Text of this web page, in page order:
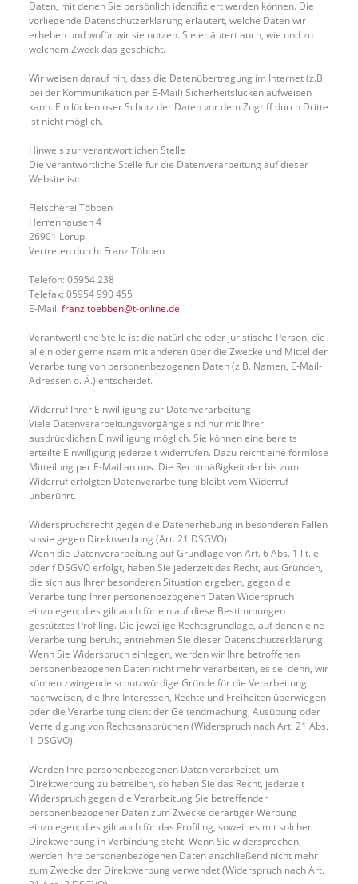
Daten, mit denen Sie persönlich identifiziert werden können. Die
vorliegende Datenschutzerklärung erläutert, welche Daten wir
erheben und wofür wir sie nutzen. Sie erläutert auch, wie und zu
welchem Zweck das geschieht.
Wir weisen darauf hin, dass die Datenübertragung im Internet (z.B.
bei der Kommunikation per E-Mail) Sicherheitslücken aufweisen
kann. Ein lückenloser Schutz der Daten vor dem Zugriff durch Dritte
ist nicht möglich.
Hinweis zur verantwortlichen Stelle
Die verantwortliche Stelle für die Datenverarbeitung auf dieser
Website ist:
Fleischerei Többen
Herrenhausen 4
26901 Lorup
Vertreten durch: Franz Többen
Telefon: 05954 238
Telefax: 05954 990 455
E-Mail:franz.toebben@t-online.de
Verantwortliche Stelle ist die natürliche oder juristische Person, die
allein oder gemeinsam mit anderen über die Zwecke und Mittel der
Verarbeitung von personenbezogenen Daten (z.B. Namen, E-Mail-
Adressen o. Ä.) entscheidet.
Widerruf Ihrer Einwilligung zur Datenverarbeitung
Viele Datenverarbeitungsvorgänge sind nur mit Ihrer
ausdrücklichen Einwilligung möglich. Sie können eine bereits
erteilte Einwilligung jederzeit widerrufen. Dazu reicht eine formlose
Mitteilung per E-Mail an uns. Die Rechtmäßigkeit der bis zum
Widerruf erfolgten Datenverarbeitung bleibt vom Widerruf
unberührt.
Widerspruchsrecht gegen die Datenerhebung in besonderen Fällen
sowie gegen Direktwerbung (Art. 21 DSGVO)
Wenn die Datenverarbeitung auf Grundlage von Art. 6 Abs. 1 lit. e
oder f DSGVO erfolgt, haben Sie jederzeit das Recht, aus Gründen,
die sich aus Ihrer besonderen Situation ergeben, gegen die
Verarbeitung Ihrer personenbezogenen Daten Widerspruch
einzulegen; dies gilt auch für ein auf diese Bestimmungen
gestütztes Profiling. Die jeweilige Rechtsgrundlage, auf denen eine
Verarbeitung beruht, entnehmen Sie dieser Datenschutzerklärung.
Wenn Sie Widerspruch einlegen, werden wir Ihre betroffenen
personenbezogenen Daten nicht mehr verarbeiten, es sei denn, wir
können zwingende schutzwürdige Gründe für die Verarbeitung
nachweisen, die Ihre Interessen, Rechte und Freiheiten überwiegen
oder die Verarbeitung dient der Geltendmachung, Ausübung oder
Verteidigung von Rechtsansprüchen (Widerspruch nach Art. 21 Abs.
1 DSGVO).
Werden Ihre personenbezogenen Daten verarbeitet, um
Direktwerbung zu betreiben, so haben Sie das Recht, jederzeit
Widerspruch gegen die Verarbeitung Sie betreffender
personenbezogener Daten zum Zwecke derartiger Werbung
einzulegen; dies gilt auch für das Profiling, soweit es mit solcher
Direktwerbung in Verbindung steht. Wenn Sie widersprechen,
werden Ihre personenbezogenen Daten anschließend nicht mehr
zum Zwecke der Direktwerbung verwendet (Widerspruch nach Art.